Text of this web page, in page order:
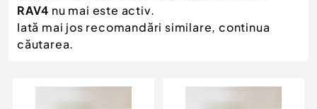
Agro si Industrie
Locuri de munca
Servicii
Inchiriere Bunuri si Vehicule
Motociclete
Utilaje agricole si industriale
Piese auto si accesorii
RAV4 nu mai este activ.
Iată mai jos recomandări similare, continua
căutarea.